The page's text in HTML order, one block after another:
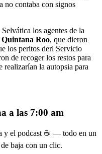
no contaba con signos
los agentes de la
Quintana Roo, que dieron
los peritos derl Servicio
de recoger los restos para
realizarían la autopsia para
a las 7:00 am
y el podcast ☕ — todo en un
baja con un clic.